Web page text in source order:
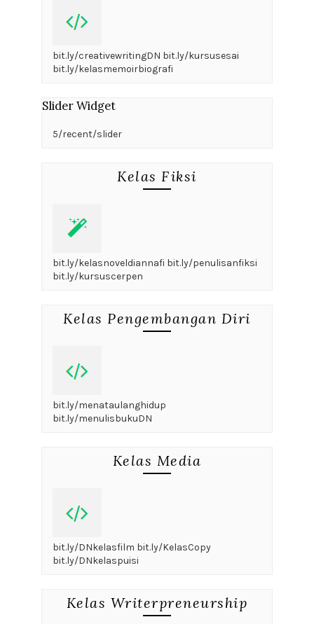
bit.ly/creativewritingDN bit.ly/kursusesai
bit.ly/kelasmemoirbiografi
Slider Widget
5/recent/slider
Kelas Fiksi
bit.ly/kelasnoveldiannafi bit.ly/penulisanfiksi
bit.ly/kursuscerpen
Kelas Pengembangan Diri
bit.ly/menataulanghidup
bit.ly/menulisbukuDN
Kelas Media
bit.ly/DNkelasfilm bit.ly/KelasCopy
bit.ly/DNkelaspuisi
Kelas Writerpreneurship